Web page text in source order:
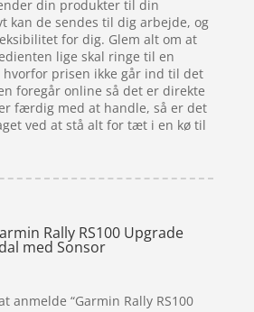
din produkter til din
kan de sendes til dig arbejde, og
for dig. Glem alt om at
lige skal ringe til en
prisen ikke går ind til det
foregår online så det er direkte
færdig med at handle, så er det
ved at stå alt for tæt i en kø til
Rally RS100 Upgrade
med Sonsor
anmelde “Garmin Rally RS100